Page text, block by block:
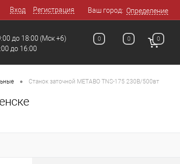
Вход Регистрация Ваш город: Определение
до 18:00
до 16:00
(Мск +6) 0 0 0
• Станок заточной METABO TNS-175 230В/500вт